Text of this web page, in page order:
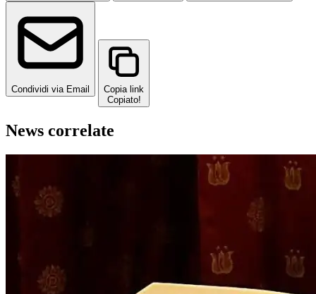
Condividi via Email
Copia link
Copiato!
News correlate